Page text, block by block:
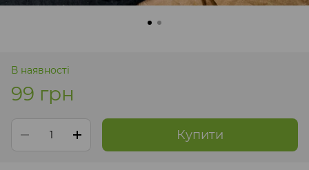
В наявності
99 грн
Купити